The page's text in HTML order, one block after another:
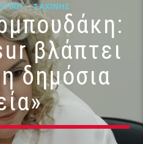
ΣΑΧΊΝΗΣ
βλάπτει
δημόσια